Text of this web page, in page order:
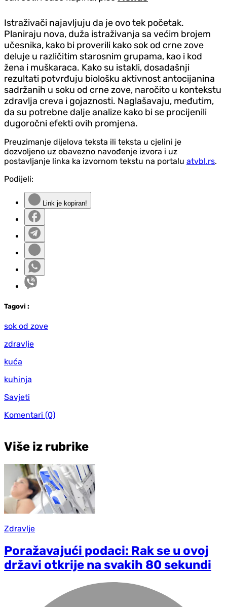
Istraživači najavljuju da je ovo tek početak.
Planiraju nova, duža istraživanja sa većim brojem
učesnika, kako bi proverili kako sok od crne zove
deluje u različitim starosnim grupama, kao i kod
žena i muškaraca. Kako su istakli, dosadašnji
rezultati potvrđuju biološku aktivnost antocijanina
sadržanih u soku od crne zove, naročito u kontekstu
zdravlja creva i gojaznosti. Naglašavaju, međutim,
da su potrebne dalje analize kako bi se procijenili
dugoročni efekti ovih promjena.
Preuzimanje dijelova teksta ili teksta u cjelini je
dozvoljeno uz obavezno navođenje izvora i uz
postavljanje linka ka izvornom tekstu na portalu atvbl.rs.
Podijeli:
Link je kopiran!
Tagovi :
sok od zove
zdravlje
kuća
kuhinja
Savjeti
Komentari (0)
Više iz rubrike
Zdravlje
Poražavajući podaci: Rak se u ovoj
državi otkrije na svakih 80 sekundi